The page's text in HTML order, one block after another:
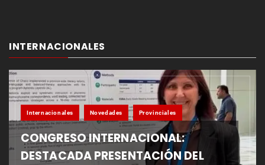
INTERNACIONALES
Internacionales Novedades Provinciales
CONGRESO INTERNACIONAL:
DESTACADA PRESENTACIÓN DEL